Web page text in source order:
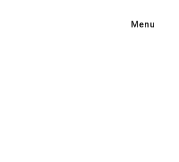
Menu